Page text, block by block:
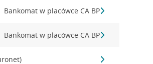
Bankomat w placówce CA BP
Bankomat w placówce CA BP